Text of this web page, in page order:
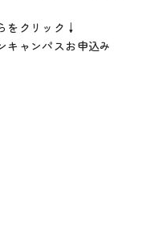
をクリック↓
キャンパスお申込み